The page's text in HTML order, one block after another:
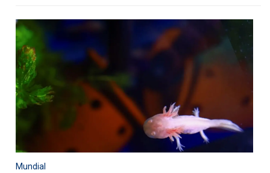
Mundial